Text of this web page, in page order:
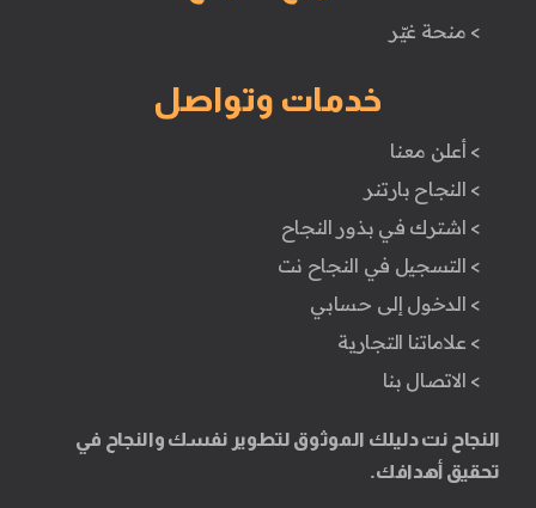
> منحة غيّر
خدمات وتواصل
> أعلن معنا
> النجاح بارتنر
> اشترك في بذور النجاح
> التسجيل في النجاح نت
> الدخول إلى حسابي
> علاماتنا التجارية
> الاتصال بنا
النجاح نت دليلك الموثوق لتطوير نفسك والنجاح في
تحقيق أهدافك.